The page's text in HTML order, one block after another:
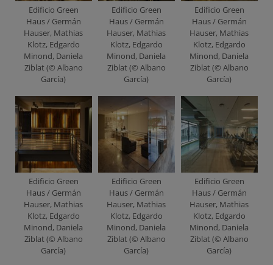
Edificio Green
Haus / Germán
Hauser, Mathias
Klotz, Edgardo
Minond, Daniela
Ziblat (© Albano
García)
Edificio Green
Haus / Germán
Hauser, Mathias
Klotz, Edgardo
Minond, Daniela
Ziblat (© Albano
García)
Edificio Green
Haus / Germán
Hauser, Mathias
Klotz, Edgardo
Minond, Daniela
Ziblat (© Albano
García)
Edificio Green
Haus / Germán
Hauser, Mathias
Klotz, Edgardo
Minond, Daniela
Ziblat (© Albano
García)
Edificio Green
Haus / Germán
Hauser, Mathias
Klotz, Edgardo
Minond, Daniela
Ziblat (© Albano
García)
Edificio Green
Haus / Germán
Hauser, Mathias
Klotz, Edgardo
Minond, Daniela
Ziblat (© Albano
García)